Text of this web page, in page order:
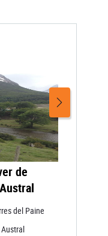
de
del Paine